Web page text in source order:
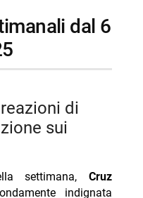
sui
settimana,Cruz
indignata